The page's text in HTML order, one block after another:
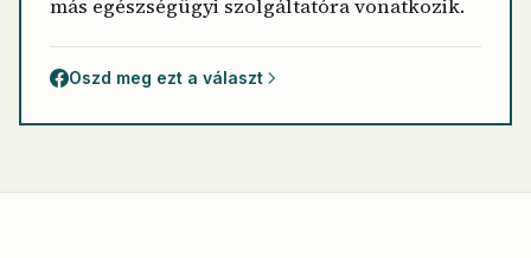
más egészségügyi szolgáltatóra vonatkozik.
Oszd meg ezt a választ